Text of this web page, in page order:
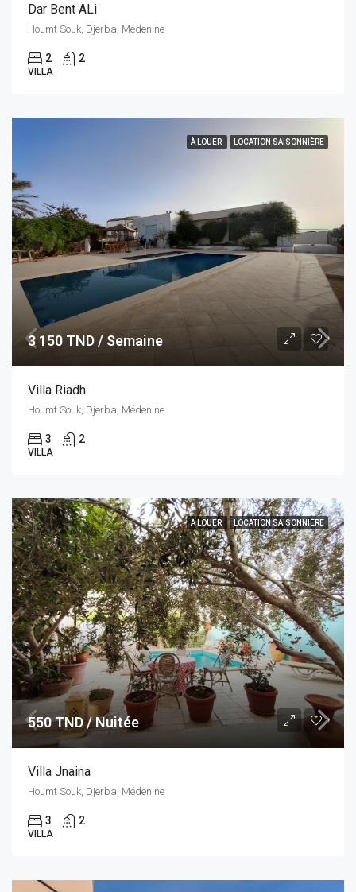
Dar Bent ALi
Houmt Souk, Djerba, Médenine
2 2
VILLA
À LOUER LOCATION SAISONNIÈRE
3 150 TND / Semaine
Villa Riadh
Houmt Souk, Djerba, Médenine
3 2
VILLA
À LOUER LOCATION SAISONNIÈRE
550 TND / Nuitée
Villa Jnaina
Houmt Souk, Djerba, Médenine
3 2
VILLA